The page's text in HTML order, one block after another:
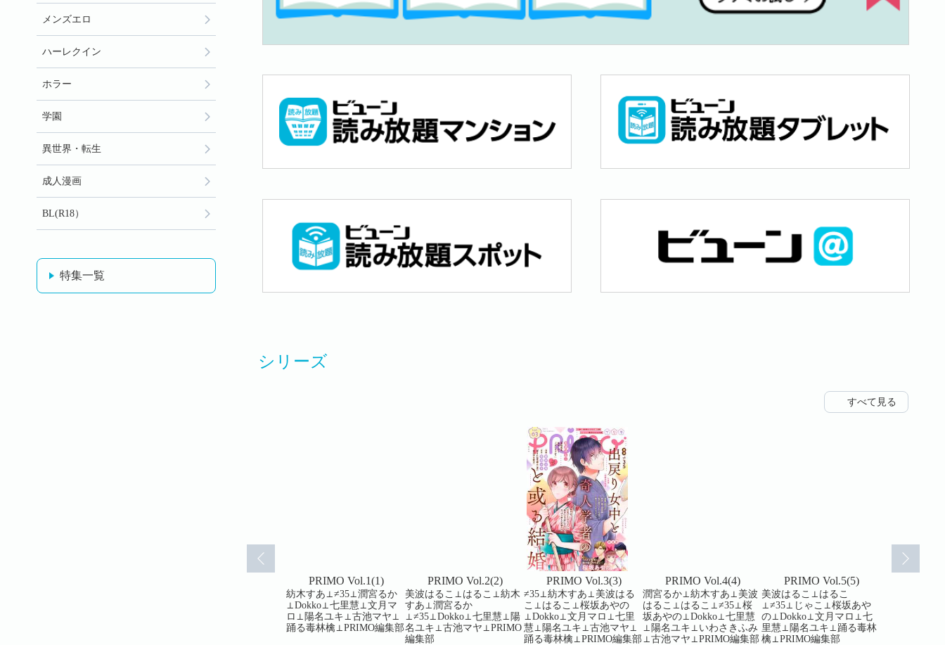
シリーズ
すべて見る
PRIMO Vol.1(1)
紡木すあ⊥≠35⊥潤宮るか
⊥Dokko⊥七里慧⊥文月マ
ロ⊥陽名ユキ⊥古池マヤ⊥
踊る毒林檎⊥PRIMO編集部
PRIMO Vol.2(2)
美波はるこ⊥はるこ⊥紡木
すあ⊥潤宮るか
⊥≠35⊥Dokko⊥七里慧⊥陽
名ユキ⊥古池マヤ⊥PRIMO
編集部
PRIMO Vol.3(3)
≠35⊥紡木すあ⊥美波はる
こ⊥はるこ⊥桜坂あやの
⊥Dokko⊥文月マロ⊥七里
慧⊥陽名ユキ⊥古池マヤ⊥
踊る毒林檎⊥PRIMO編集部
PRIMO Vol.4(4)
潤宮るか⊥紡木すあ⊥美波
はるこ⊥はるこ⊥≠35⊥桜
坂あやの⊥Dokko⊥七里慧
⊥陽名ユキ⊥いわさきふみ
⊥古池マヤ⊥PRIMO編集部
PRIMO Vol.5(5)
美波はるこ⊥はるこ
⊥≠35⊥じゃこ⊥桜坂あや
の⊥Dokko⊥文月マロ⊥七
里慧⊥陽名ユキ⊥踊る毒林
檎⊥PRIMO編集部
メンズエロ
ハーレクイン
ホラー
学園
異世界・転生
成人漫画
BL(R18）
特集一覧